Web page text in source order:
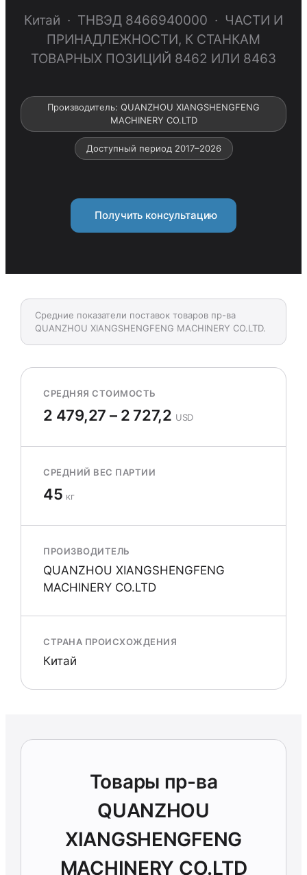
Китай · ТНВЭД 8466940000 · ЧАСТИ И
ПРИНАДЛЕЖНОСТИ, К СТАНКАМ
ТОВАРНЫХ ПОЗИЦИЙ 8462 ИЛИ 8463
Производитель: QUANZHOU XIANGSHENGFENG
MACHINERY CO.LTD
Доступный период 2017–2026
Получить консультацию
Средние показатели поставок товаров пр-ва
QUANZHOU XIANGSHENGFENG MACHINERY CO.LTD.
СРЕДНЯЯ СТОИМОСТЬ
2 479,27 – 2 727,2 USD
СРЕДНИЙ ВЕС ПАРТИИ
45 кг
ПРОИЗВОДИТЕЛЬ
QUANZHOU XIANGSHENGFENG
MACHINERY CO.LTD
СТРАНА ПРОИСХОЖДЕНИЯ
Китай
Товары пр-ва
QUANZHOU
XIANGSHENGFENG
MACHINERY CO.LTD